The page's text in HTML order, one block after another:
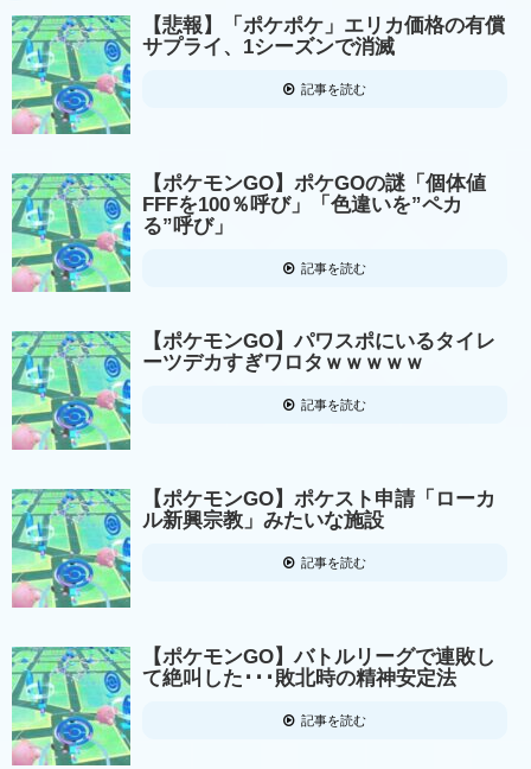
【悲報】「ポケポケ」エリカ価格の有償
サプライ、1シーズンで消滅
記事を読む
【ポケモンGO】ポケGOの謎「個体値
FFFを100％呼び」「色違いを”ペカ
る”呼び」
記事を読む
【ポケモンGO】パワスポにいるタイレ
ーツデカすぎワロタｗｗｗｗｗ
記事を読む
【ポケモンGO】ポケスト申請「ローカ
ル新興宗教」みたいな施設
記事を読む
【ポケモンGO】バトルリーグで連敗し
て絶叫した･･･敗北時の精神安定法
記事を読む